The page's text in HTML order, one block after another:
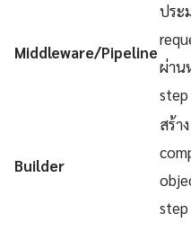
Middleware/Pipeline
ประ
ผ่าน
step
Builder
สร้าง
step